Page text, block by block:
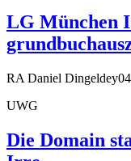
LG München
RA Daniel Dingeldey
UWG
Die Domain